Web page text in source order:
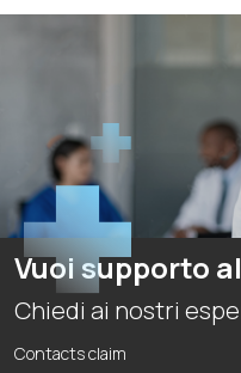
Vuoi supporto
Chiedi ai nostri
Contacts claim